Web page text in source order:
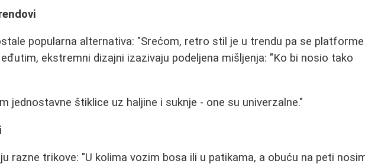
popularna alternativa: "Srećom, retro stil je u trendu pa se platforme
ekstremni dizajni izazivaju podeljena mišljenja: "Ko bi nosio tako
jednostavne štiklice uz haljine i suknje - one su univerzalne."
razne trikove: "U kolima vozim bosa ili u patikama, a obuću na peti